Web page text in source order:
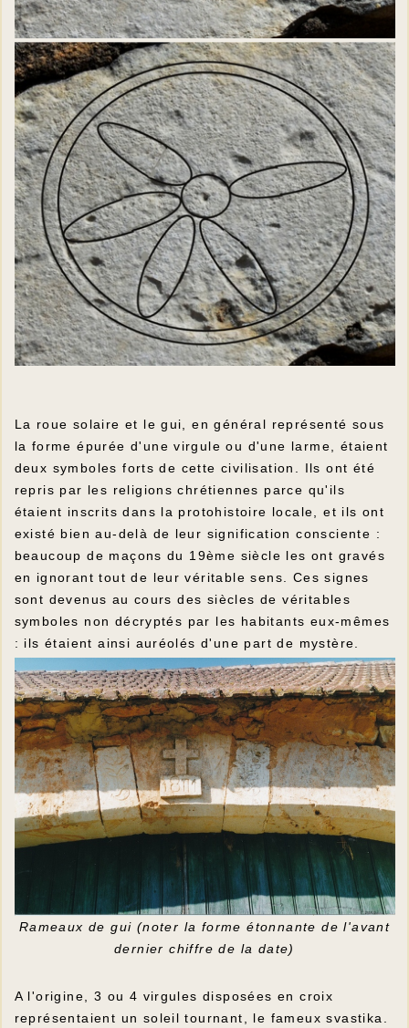
La roue solaire et le gui, en général représenté sous
la forme épurée d'une virgule ou d'une larme, étaient
deux symboles forts de cette civilisation. Ils ont été
repris par les religions chrétiennes parce qu'ils
étaient inscrits dans la protohistoire locale, et ils ont
existé bien au-delà de leur signification consciente :
beaucoup de maçons du 19ème siècle les ont gravés
en ignorant tout de leur véritable sens. Ces signes
sont devenus au cours des siècles de véritables
symboles non décryptés par les habitants eux-mêmes
: ils étaient ainsi auréolés d'une part de mystère.
Rameaux de gui (noter la forme étonnante de l'avant
dernier chiffre de la date)
A l'origine, 3 ou 4 virgules disposées en croix
représentaient un soleil tournant, le fameux svastika.